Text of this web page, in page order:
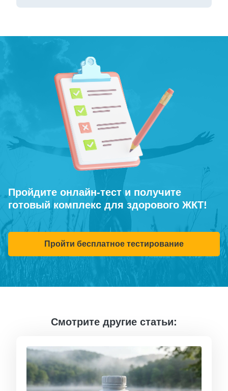
Пройдите онлайн-тест и получите
готовый комплекс для здорового ЖКТ!
Пройти бесплатное тестирование
Смотрите другие статьи: